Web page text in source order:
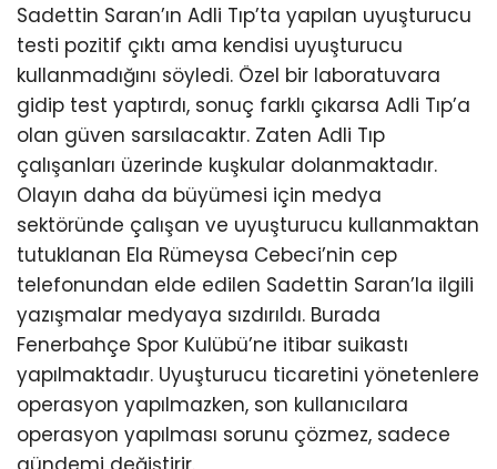
Sadettin Saran’ın Adli Tıp’ta yapılan uyuşturucu
testi pozitif çıktı ama kendisi uyuşturucu
kullanmadığını söyledi. Özel bir laboratuvara
gidip test yaptırdı, sonuç farklı çıkarsa Adli Tıp’a
olan güven sarsılacaktır. Zaten Adli Tıp
çalışanları üzerinde kuşkular dolanmaktadır.
Olayın daha da büyümesi için medya
sektöründe çalışan ve uyuşturucu kullanmaktan
tutuklanan Ela Rümeysa Cebeci’nin cep
telefonundan elde edilen Sadettin Saran’la ilgili
yazışmalar medyaya sızdırıldı. Burada
Fenerbahçe Spor Kulübü’ne itibar suikastı
yapılmaktadır. Uyuşturucu ticaretini yönetenlere
operasyon yapılmazken, son kullanıcılara
operasyon yapılması sorunu çözmez, sadece